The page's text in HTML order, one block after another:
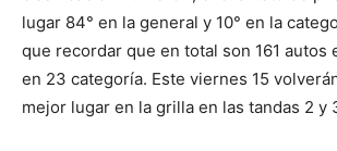
lugar 84° en la general y 10° en la
que recordar que en total son 161 autos
en 23 categoría. Este viernes 15
mejor lugar en la grilla en las tandas 2 y